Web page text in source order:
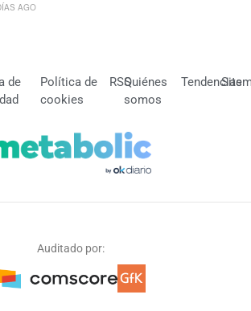
AGO
de
Política de
cookies
RSSQuiénes
somos
Tendencias
Auditado por: